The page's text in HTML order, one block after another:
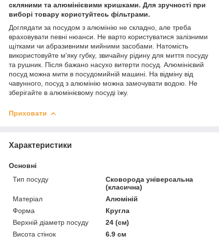
скляними та алюмінієвими кришками. Для зручності при
виборі товару користуйтесь фільтрами.
Доглядати за посудом з алюмінію не складно, але треба
враховувати певні нюанси. Не варто користуватися залізними
щітками чи абразивними мийними засобами. Натомість
використовуйте м'яку губку, звичайну рідину для миття посуду
та рушник. Після бажано насухо витерти посуд. Алюмінієвий
посуд можна мити в посудомийній машині. На відміну від
чавунного, посуд з алюмінію можна замочувати водою. Не
зберігайте в алюмінієвому посуді їжу.
Приховати
Характеристики
Основні
Тип посуду
Сковорода універсальна
(класична)
Матеріал
Алюміній
Форма
Кругла
Верхній діаметр посуду
24 (см)
Висота стінок
6.9 см